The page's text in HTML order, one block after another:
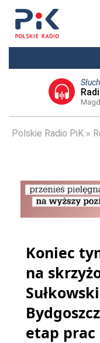
Polskie Radio PiK
Koniec
na
etap prac